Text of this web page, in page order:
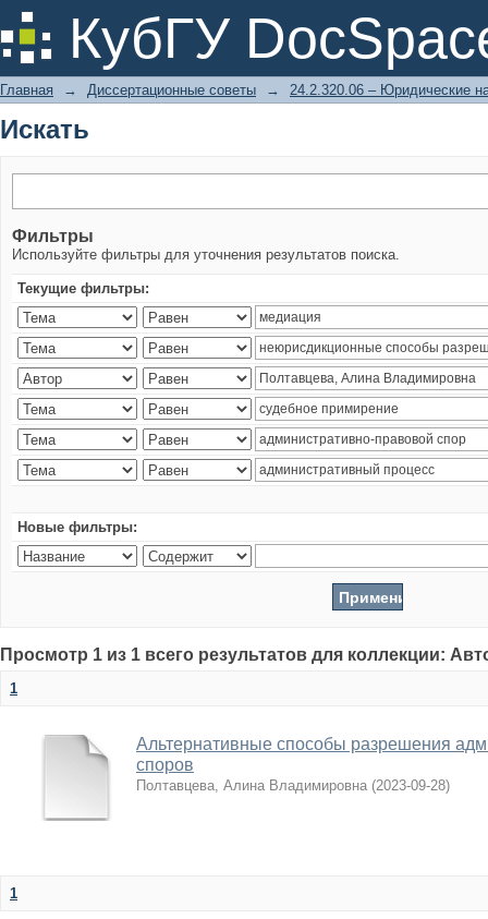
КубГУ
Искать
Главная → Диссертационные советы → 24.2.320.06 – Юридические
Искать
Фильтры
Используйте фильтры для уточнения результатов поиска.
Текущие фильтры:
Новые фильтры:
Просмотр 1 из 1 всего результатов для коллекции:
1
Альтернативные способы разрешения
споров
Полтавцева, Алина Владимировна (2023-09-28)
1